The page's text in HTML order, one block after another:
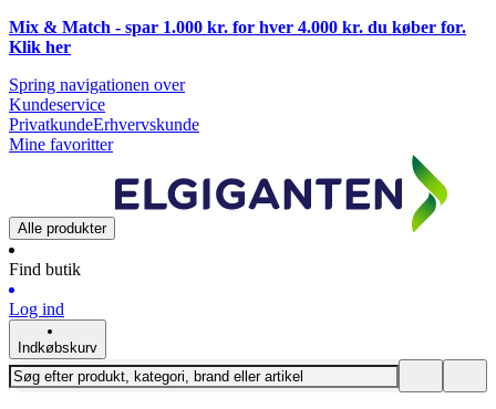
Mix & Match - spar 1.000 kr. for hver 4.000 kr. du køber for.
Klik her
Spring navigationen over
Kundeservice
PrivatkundeErhvervskunde
Mine favoritter
Alle produkter
Find butik
Log ind
Indkøbskurv